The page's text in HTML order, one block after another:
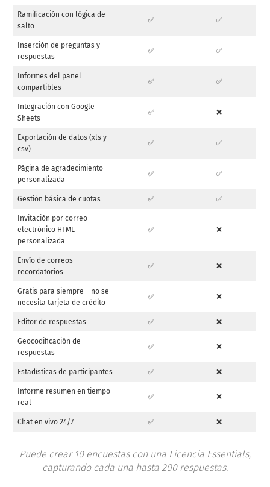
Ramificación con lógica de
salto
✅ ✅
Inserción de preguntas y
respuestas
✅ ✅
Informes del panel
compartibles
✅ ✅
Integración con Google
Sheets
✅ ❌
Exportación de datos (xls y
csv)
✅ ✅
Página de agradecimiento
personalizada
✅ ✅
Gestión básica de cuotas ✅ ✅
Invitación por correo
electrónico HTML
personalizada
✅ ❌
Envío de correos
recordatorios
✅ ❌
Gratis para siempre – no se
necesita tarjeta de crédito
✅ ❌
Editor de respuestas ✅ ❌
Geocodificación de
respuestas
✅ ❌
Estadísticas de participantes ✅ ❌
Informe resumen en tiempo
real
✅ ❌
Chat en vivo 24/7 ✅ ❌
Puede crear 10 encuestas con una Licencia Essentials,
capturando cada una hasta 200 respuestas.